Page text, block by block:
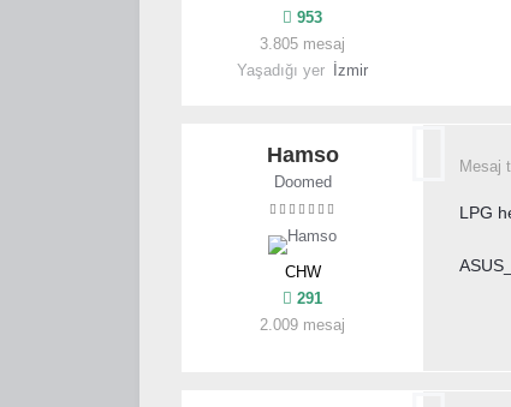
953
3.805 mesaj
Yaşadığı yer İzmir
Hamso
Doomed
CHW
291
2.009 mesaj
Mesaj
LPG